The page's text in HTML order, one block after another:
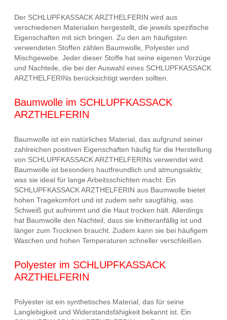
Der SCHLUPFKASSACK ARZTHELFERIN wird aus
verschiedenen Materialien hergestellt, die jeweils spezifische
Eigenschaften mit sich bringen. Zu den am häufigsten
verwendeten Stoffen zählen Baumwolle, Polyester und
Mischgewebe. Jeder dieser Stoffe hat seine eigenen Vorzüge
und Nachteile, die bei der Auswahl eines SCHLUPFKASSACK
ARZTHELFERINs berücksichtigt werden sollten.
Baumwolle im SCHLUPFKASSACK
ARZTHELFERIN
Baumwolle ist ein natürliches Material, das aufgrund seiner
zahlreichen positiven Eigenschaften häufig für die Herstellung
von SCHLUPFKASSACK ARZTHELFERINs verwendet wird.
Baumwolle ist besonders hautfreundlich und atmungsaktiv,
was sie ideal für lange Arbeitsschichten macht. Ein
SCHLUPFKASSACK ARZTHELFERIN aus Baumwolle bietet
hohen Tragekomfort und ist zudem sehr saugfähig, was
Schweiß gut aufnimmt und die Haut trocken hält. Allerdings
hat Baumwolle den Nachteil, dass sie knitteranfällig ist und
länger zum Trocknen braucht. Zudem kann sie bei häufigem
Waschen und hohen Temperaturen schneller verschleißen.
Polyester im SCHLUPFKASSACK
ARZTHELFERIN
Polyester ist ein synthetisches Material, das für seine
Langlebigkeit und Widerstandsfähigkeit bekannt ist. Ein